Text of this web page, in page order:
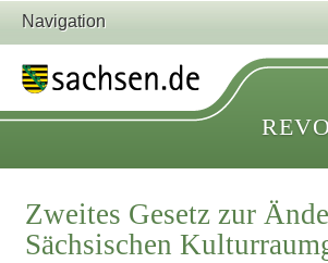
Navigation
Zweites Gesetz zur
Sächsischen